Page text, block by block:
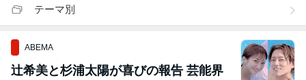
テーマ別
ABEMA
辻希美と杉浦太陽が喜びの報告 芸能界